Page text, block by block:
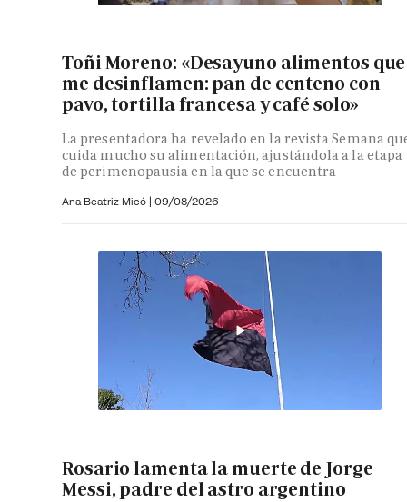
Toñi Moreno: «Desayuno alimentos que
me desinflamen: pan de centeno con
pavo, tortilla francesa y café solo»
La presentadora ha revelado en la revista Semana
cuida mucho su alimentación, ajustándola a la etapa
de perimenopausia en la que se encuentra
Ana Beatriz Micó | 09/08/2026
Rosario lamenta la muerte de Jorge
Messi, padre del astro argentino